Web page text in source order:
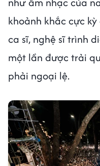
khoảnh khắc cực
ca sĩ, nghệ sĩ trình
một lần được trải
phải ngoại lệ.